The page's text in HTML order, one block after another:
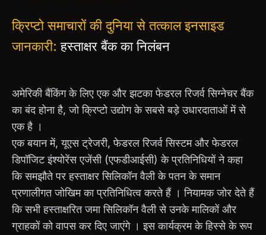
क्रिप्टो समाचारों की दुनिया से तत्काल इनसाइड
जानकारी:हस्ताक्षर बैंक का निलंबन
अमेरिकी बैंकिंग के लिए एक और झटका फेडरल रिजर्व सिग्नेचर बैंक
का बंद होना है, जो क्रिप्टो उद्योग के सबसे बड़े उधारदाताओं में से
एक है ।
एक बयान में, यूएस ट्रेजरी, फेडरल रिजर्व सिस्टम और फेडरल
डिपॉजिट इंश्योरेंस एजेंसी (एफडीआईसी) के प्रतिनिधियों ने कहा
कि समझौते पर हस्ताक्षर सिलिकॉन वैली के पतन के समान
प्रणालीगत जोखिम का प्रतिनिधित्व करते हैं । नियामक जोर देते हैं
कि सभी हस्ताक्षरित जमा सिलिकॉन वैली से उनके मालिकों और
ग्राहकों को वापस कर दिए जाएंगे । इस कार्यक्रम के हिस्से के रूप